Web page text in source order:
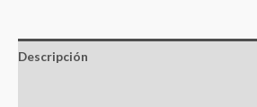
Descripción